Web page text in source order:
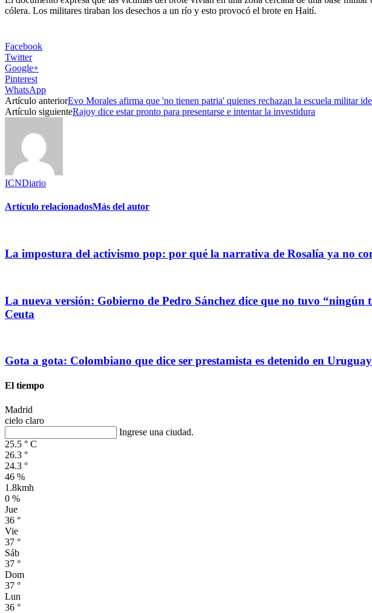
cólera. Los militares tiraban los desechos a un río y esto provocó el brote en Haití.
Facebook
Twitter
Google+
Pinterest
WhatsApp
Artículo anteriorEvo Morales afirma que 'no tienen patria' quienes rechazan la escuela militar
Artículo siguienteRajoy dice estar pronto para presentarse e intentar la investidura
ICNDiario
Artículo relacionadosMás del autor
La impostura del activismo pop: por qué la narrativa de Rosalía ya no
La nueva versión: Gobierno de Pedro Sánchez dice que no tuvo “ningún
Ceuta
Gota a gota: Colombiano que dice ser prestamista es detenido en Uruguay
El tiempo
Madrid
cielo claro
Ingrese una ciudad.
25.5 ° C
26.3 °
24.3 °
46 %
1.8kmh
0 %
Jue
36 °
Vie
37 °
Sáb
37 °
Dom
37 °
Lun
36 °